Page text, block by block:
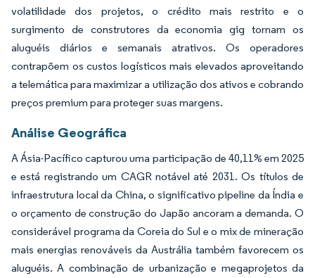
volatilidade dos projetos, o crédito mais restrito e o
surgimento de construtores da economia gig tornam os
aluguéis diários e semanais atrativos. Os operadores
contrapõem os custos logísticos mais elevados aproveitando
a telemática para maximizar a utilização dos ativos e cobrando
preços premium para proteger suas margens.
Análise Geográfica
A Ásia-Pacífico capturou uma participação de 40,11% em 2025
e está registrando um CAGR notável até 2031. Os títulos de
infraestrutura local da China, o significativo pipeline da Índia e
o orçamento de construção do Japão ancoram a demanda. O
considerável programa da Coreia do Sul e o mix de mineração
mais energias renováveis da Austrália também favorecem os
aluguéis. A combinação de urbanização e megaprojetos da